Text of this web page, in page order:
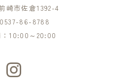
崎市佐倉1392-4
0537-86-8788
10:00～20:00